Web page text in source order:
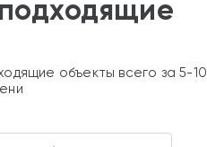
объекты всего за 5-10